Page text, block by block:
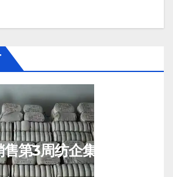
第3周纺企集中入场